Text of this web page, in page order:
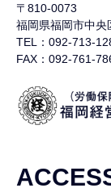
〒810-0073
福岡県福岡市中央
TEL：092-713-
FAX：092-761-